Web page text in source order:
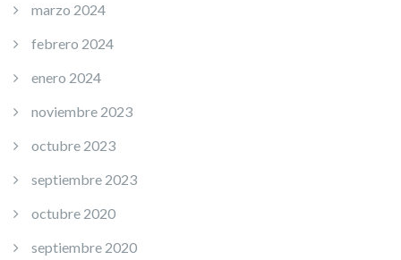
marzo 2024
febrero 2024
enero 2024
noviembre 2023
octubre 2023
septiembre 2023
octubre 2020
septiembre 2020